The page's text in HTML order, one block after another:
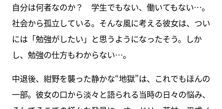
自分は何者なのか？ 学生でもない、働いてもない…。
社会から孤立している。そんな風に考える彼女は、つい
には「勉強がしたい」と思うようになったそう。しか
し、勉強の仕方もわからない…。
中退後、紺野を襲った静かな“地獄”は、これでもほんの
一部。彼女の口から淡々と語られる当時の日々の悩み、